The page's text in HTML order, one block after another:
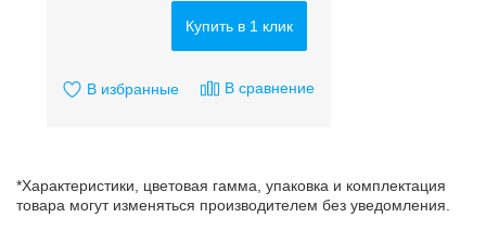
Купить в 1 клик
В избранные В сравнение
*Характеристики, цветовая гамма, упаковка и комплектация
товара могут изменяться производителем без уведомления.